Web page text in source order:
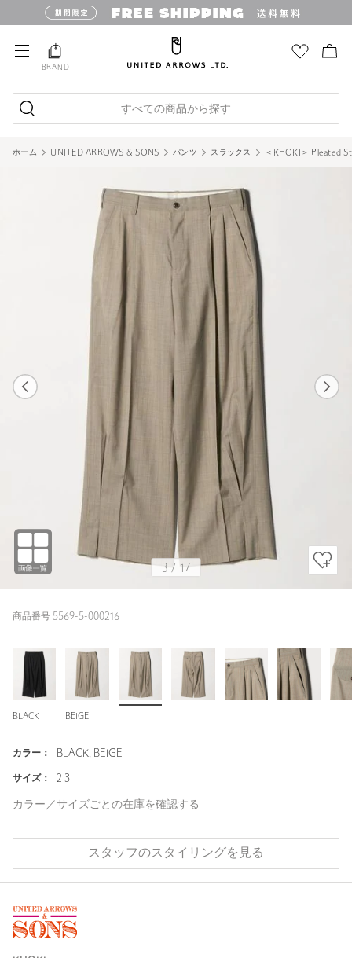
BRAND
すべての商品から探す
ホーム UNITED ARROWS & SONS パンツ スラックス ＜KHOKI＞ Pleated
3 / 17
商品番号 5569-5-000216
BLACK BEIGE
カラー： BLACK, BEIGE
サイズ： 2 3
カラー／サイズごとの在庫を確認する
スタッフのスタイリングを見る
BLACK